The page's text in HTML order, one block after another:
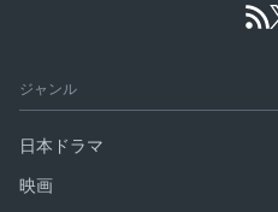
ジャンル
日本ドラマ
映画